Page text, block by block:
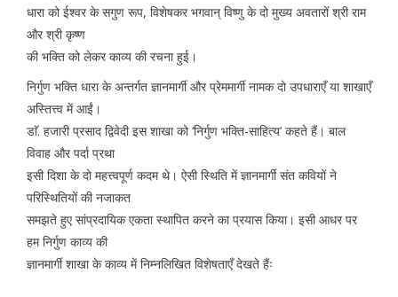
धारा को ईश्वर के सगुण रूप, विशेषकर भगवान् विष्णु के दो मुख्य अवतारों श्री राम
और श्री कृष्ण
की भक्ति को लेकर काव्य की रचना हुई।
निर्गुण भक्ति धारा के अन्तर्गत ज्ञानमार्गी और प्रेममार्गी नामक दो उपधाराएँ या शाखाएँ
अस्तित्त्व में आईं।
डाॅ. हजारी प्रसाद द्विवेदी इस शाखा को ‘निर्गुण भक्ति-साहित्य’ कहते हैं। बाल
विवाह और पर्दा प्रथा
इसी दिशा के दो महत्त्वपूर्ण कदम थे। ऐसी स्थिति में ज्ञानमार्गी संत कवियों ने
परिस्थितियों की नजाकत
समझते हुए सांप्रदायिक एकता स्थापित करने का प्रयास किया। इसी आधर पर
हम निर्गुण काव्य की
ज्ञानमार्गी शाखा के काव्य में निम्नलिखित विशेषताएँ देखते हैंः